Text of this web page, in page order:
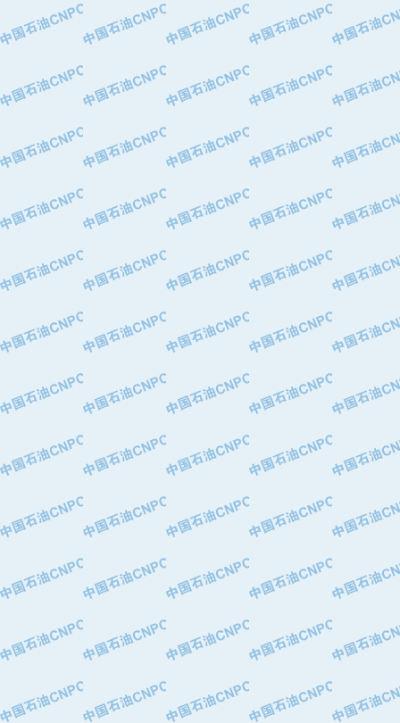
·瓦卢瑞克.曼内斯曼石油专用管（德
·无锡西姆莱斯石油专用管制造有限公
·武汉钢铁（集团）公司
·太原钢铁(集团)有限公司
·马鞍山钢铁股份有限公司
·中国石油天然气股份有限公司兰州石